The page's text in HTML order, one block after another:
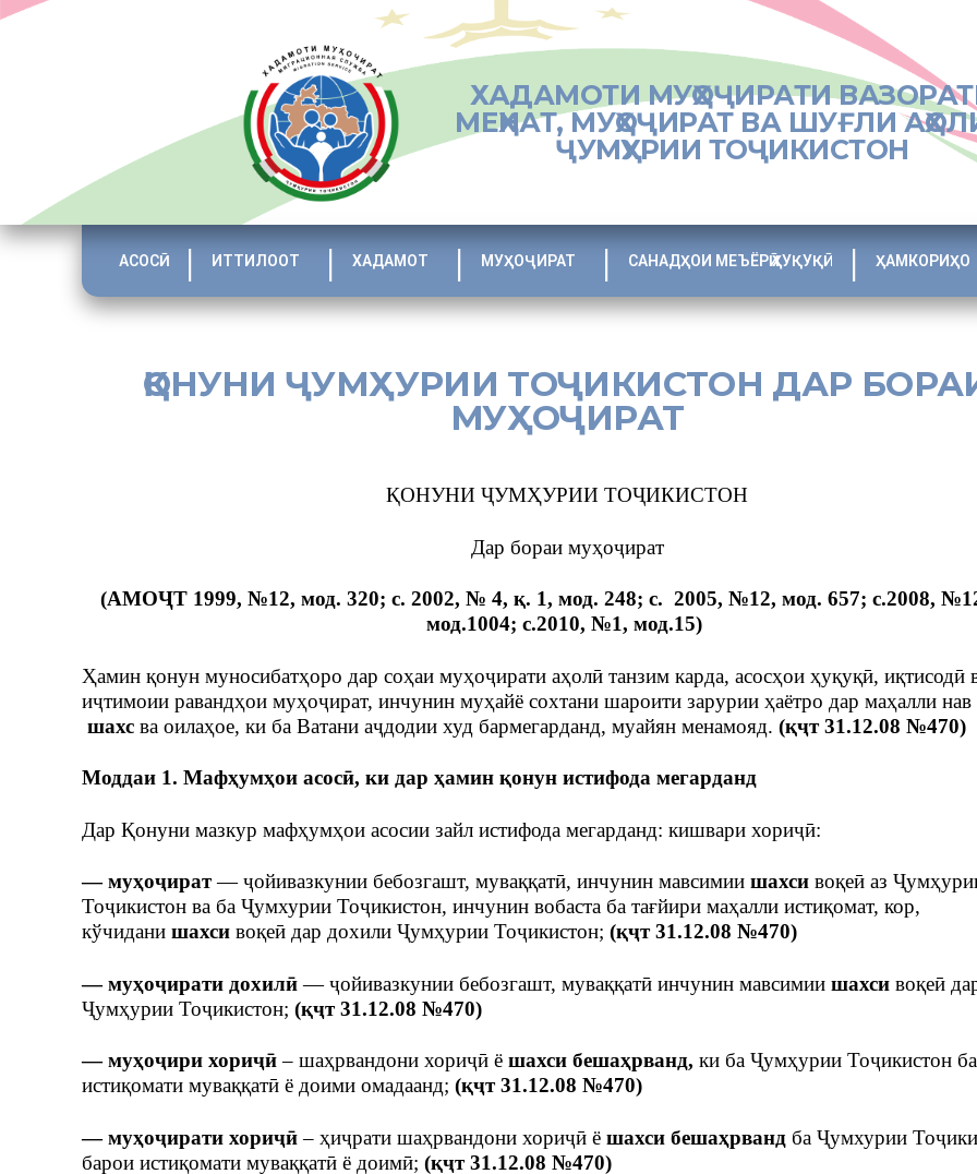
ХАДАМОТИ МУҲОҶИРАТИ
МЕҲНАТ, МУҲОҶИРАТ ВА ШУҒЛИ
ҶУМҲУРИИ ТОҶИКИСТОН
АСОСӢ ИТТИЛООТ ХАДАМОТ МУҲОҶИРАТ САНАДҲОИ МЕЪЁРӢ ҲУҚУҚӢ ҲАМКОРИҲО
ҚОНУНИ ҶУМҲУРИИ ТОҶИКИСТОН ДАР
МУҲОҶИРАТ
ҚОНУНИ ҶУМҲУРИИ ТОҶИКИСТОН
Дар бораи муҳоҷират
(АМОҶТ 1999, №12, мод. 320; с. 2002, № 4, қ. 1, мод. 248; с. 2005, №12, мод. 657; с.2008,
мод.1004; с.2010, №1, мод.15)
Ҳамин қонун муносибатҳоро дар соҳаи муҳоҷирати аҳолӣ танзим карда, асосҳои ҳуқуқӣ, иқтисодӣ
иҷтимоии равандҳои муҳоҷират, инчунин муҳайё сохтани шароити зарурии ҳаётро дар маҳалли нав
шахсва оилаҳое, ки ба Ватани аҷдодии худ бармегарданд, муайян менамояд. (қҷт 31.12.08 №470)
Моддаи 1. Мафҳумҳои асосӣ, ки дар ҳамин қонун истифода мегарданд
Дар Қонуни мазкур мафҳумҳои асосии зайл истифода мегарданд: кишвари хориҷӣ:
— муҳоҷират— ҷойивазкунии бебозгашт, муваққатӣ, инчунин мавсимии шахсивоқеӣ аз
Тоҷикистон ва ба Ҷумхурии Тоҷикистон, инчунин вобаста ба тағйири маҳалли истиқомат, кор,
кўчидани шахсивоқеӣ дар дохили Ҷумҳурии Тоҷикистон; (қҷт 31.12.08 №470)
— муҳоҷирати дохилӣ— ҷойивазкунии бебозгашт, муваққатӣ инчунин мавсимии шахсивоқеӣ
Ҷумҳурии Тоҷикистон; (қҷт 31.12.08 №470)
— муҳоҷири хориҷӣ– шаҳрвандони хориҷӣ ёшахси бешаҳрванд, ки ба Ҷумҳурии Тоҷикистон
истиқомати муваққатӣ ё доими омадаанд; (қҷт 31.12.08 №470)
— муҳоҷирати хориҷӣ– ҳиҷрати шаҳрвандони хориҷӣ ёшахси бешаҳрванд ба Ҷумхурии
барои истиқомати муваққатӣ ё доимӣ; (қҷт 31.12.08 №470)